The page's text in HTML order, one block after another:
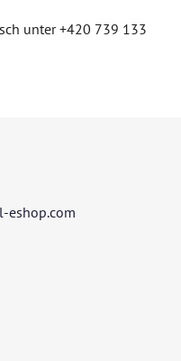
unter +420 739 133
eshop.com